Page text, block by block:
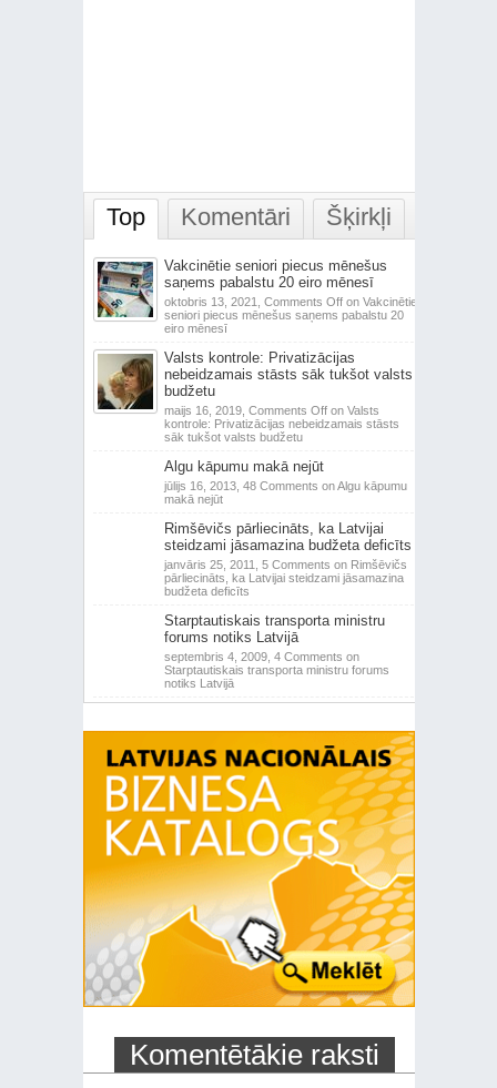
Top Komentāri Šķirkļi
Vakcinētie seniori piecus mēnešus
saņems pabalstu 20 eiro mēnesī
oktobris 13, 2021, Comments Offon Vakcinētie
seniori piecus mēnešus saņems pabalstu 20
eiro mēnesī
Valsts kontrole: Privatizācijas
nebeidzamais stāsts sāk tukšot valsts
budžetu
maijs 16, 2019, Comments Offon Valsts
kontrole: Privatizācijas nebeidzamais stāsts
sāk tukšot valsts budžetu
Algu kāpumu makā nejūt
jūlijs 16, 2013, 48 Comments on Algu kāpumu
makā nejūt
Rimšēvičs pārliecināts, ka Latvijai
steidzami jāsamazina budžeta deficīts
janvāris 25, 2011, 5 Comments on Rimšēvičs
pārliecināts, ka Latvijai steidzami jāsamazina
budžeta deficīts
Starptautiskais transporta ministru
forums notiks Latvijā
septembris 4, 2009, 4 Comments on
Starptautiskais transporta ministru forums
notiks Latvijā
Komentētākie raksti